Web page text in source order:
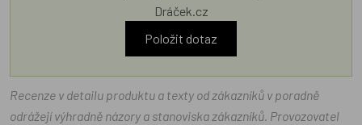
Dráček.cz
Položit dotaz
Recenze v detailu produktu a texty od zákazníků v poradně
odrážejí výhradně názory a stanoviska zákazníků. Provozovatel